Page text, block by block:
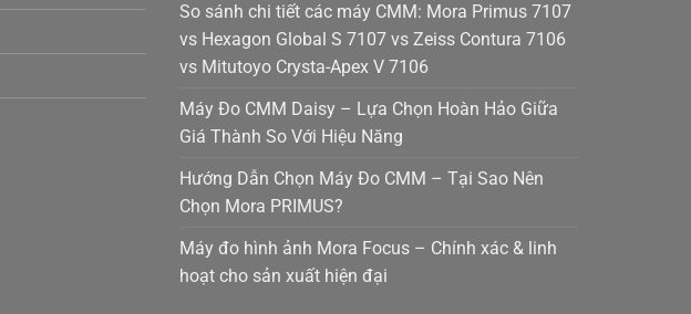
So sánh chi tiết các máy CMM: Mora Primus 7107
vs Hexagon Global S 7107 vs Zeiss Contura 7106
vs Mitutoyo Crysta-Apex V 7106
Máy Đo CMM Daisy – Lựa Chọn Hoàn Hảo Giữa
Giá Thành So Với Hiệu Năng
Hướng Dẫn Chọn Máy Đo CMM – Tại Sao Nên
Chọn Mora PRIMUS?
Máy đo hình ảnh Mora Focus – Chính xác & linh
hoạt cho sản xuất hiện đại